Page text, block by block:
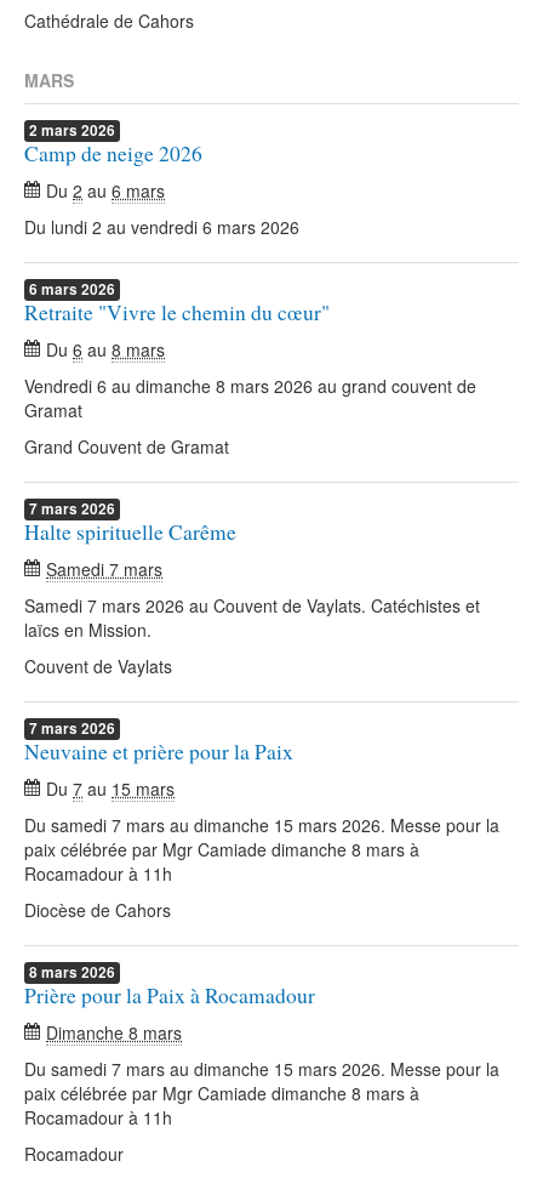
Cathédrale de Cahors
MARS
2 mars 2026
Camp de neige 2026
Du 2 au 6 mars
Du lundi 2 au vendredi 6 mars 2026
6 mars 2026
Retraite "Vivre le chemin du cœur"
Du 6 au 8 mars
Vendredi 6 au dimanche 8 mars 2026 au grand couvent de
Gramat
Grand Couvent de Gramat
7mars 2026
Halte spirituelle Carême
Samedi 7 mars
Samedi 7 mars 2026 au Couvent de Vaylats. Catéchistes et
laïcs en Mission.
Couvent de Vaylats
7mars 2026
Neuvaine et prière pour la Paix
Du 7 au 15 mars
Du samedi 7 mars au dimanche 15 mars 2026. Messe pour la
paix célébrée par Mgr Camiade dimanche 8 mars à
Rocamadour à 11h
Diocèse de Cahors
8mars 2026
Prière pour la Paix à Rocamadour
Dimanche 8 mars
Du samedi 7 mars au dimanche 15 mars 2026. Messe pour la
paix célébrée par Mgr Camiade dimanche 8 mars à
Rocamadour à 11h
Rocamadour